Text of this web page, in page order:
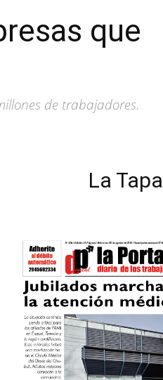
que
de trabajadores.
La Tapa